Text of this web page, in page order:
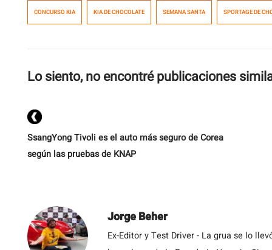
CONCURSO KIA KIA DE CHOCOLATE SEMANA SANTA SPORTAGE DE
Lo siento, no encontré publicaciones
SsangYong Tivoli es el auto más seguro de Corea
según las pruebas de KNAP
Jorge Beher
Ex-Editor y Test Driver - La grua se lo